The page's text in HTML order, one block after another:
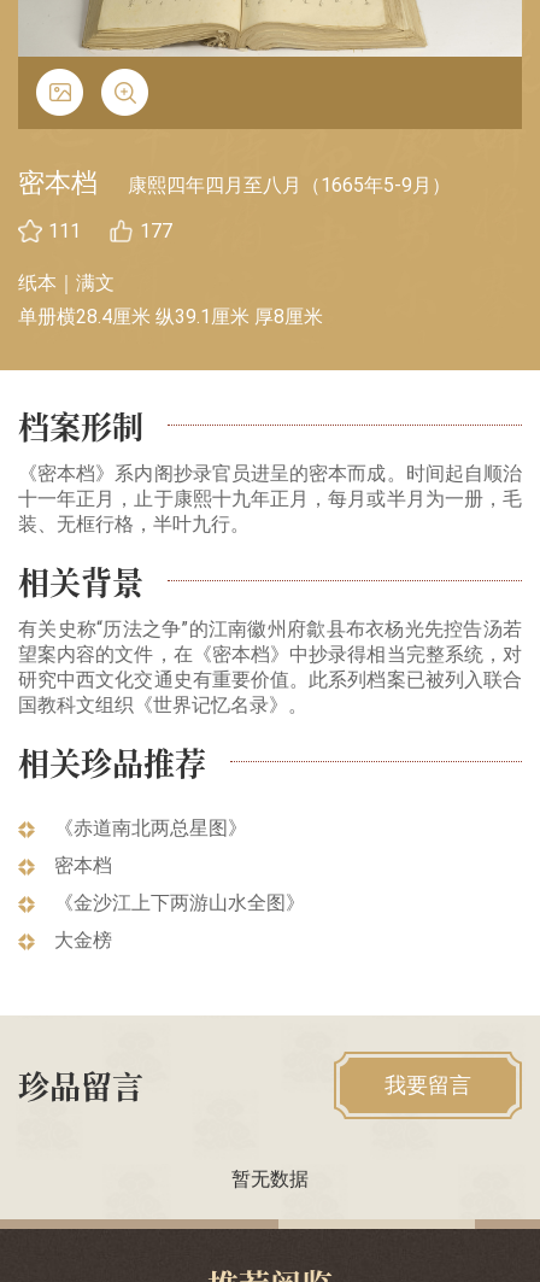
密本档
康熙四年四月至八月（1665年5-9月）
111
177
纸本｜满文
单册横28.4厘米 纵39.1厘米 厚8厘米
档案形制
《密本档》系内阁抄录官员进呈的密本而成。时间起自顺治
十一年正月，止于康熙十九年正月，每月或半月为一册，毛
装、无框行格，半叶九行。
相关背景
有关史称“历法之争”的江南徽州府歙县布衣杨光先控告汤若
望案内容的文件，在《密本档》中抄录得相当完整系统，对
研究中西文化交通史有重要价值。此系列档案已被列入联合
国教科文组织《世界记忆名录》。
相关珍品推荐
《赤道南北两总星图》
密本档
《金沙江上下两游山水全图》
大金榜
珍品留言 我要留言
暂无数据